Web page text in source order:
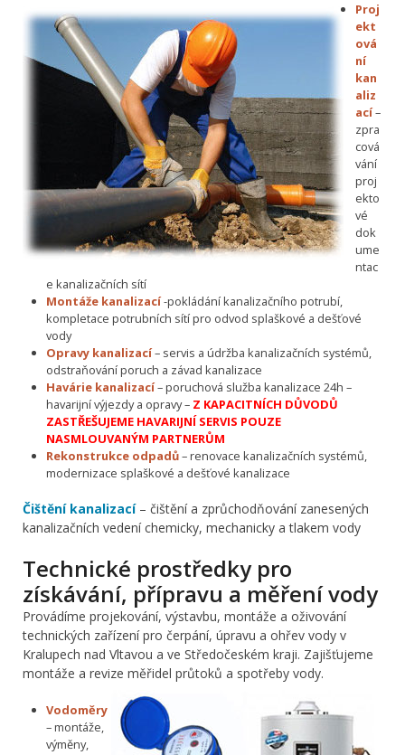
Proj
ekt
ová
ní
kan
aliz
ací–
zpra
cová
vání
proj
ekto
vé
dok
ume
ntac
e kanalizačních sítí
Montáže kanalizací-pokládání kanalizačního potrubí,
kompletace potrubních sítí pro odvod splaškové a dešťové
vody
Opravy kanalizací– servis a údržba kanalizačních systémů,
odstraňování poruch a závad kanalizace
Havárie kanalizací– poruchová služba kanalizace 24h –
havarijní výjezdy a opravy – Z KAPACITNÍCH DŮVODŮ
ZASTŘEŠUJEME HAVARIJNÍ SERVIS POUZE
NASMLOUVANÝM PARTNERŮM
Rekonstrukce odpadů– renovace kanalizačních systémů,
modernizace splaškové a dešťové kanalizace
Čištění kanalizací– čištění a zprůchodňování zanesených
kanalizačních vedení chemicky, mechanicky a tlakem vody
Technické prostředky pro
získávání, přípravu a měření vody
Provádíme projekování, výstavbu, montáže a oživování
technických zařízení pro čerpání, úpravu a ohřev vody v
Kralupech nad Vltavou a ve Středočeském kraji. Zajišťujeme
montáže a revize měřidel průtoků a spotřeby vody.
Vodoměry
– montáže,
výměny,